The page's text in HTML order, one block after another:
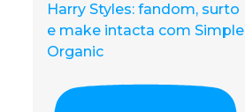
Harry Styles: fandom, surto
e make intacta com Simple
Organic